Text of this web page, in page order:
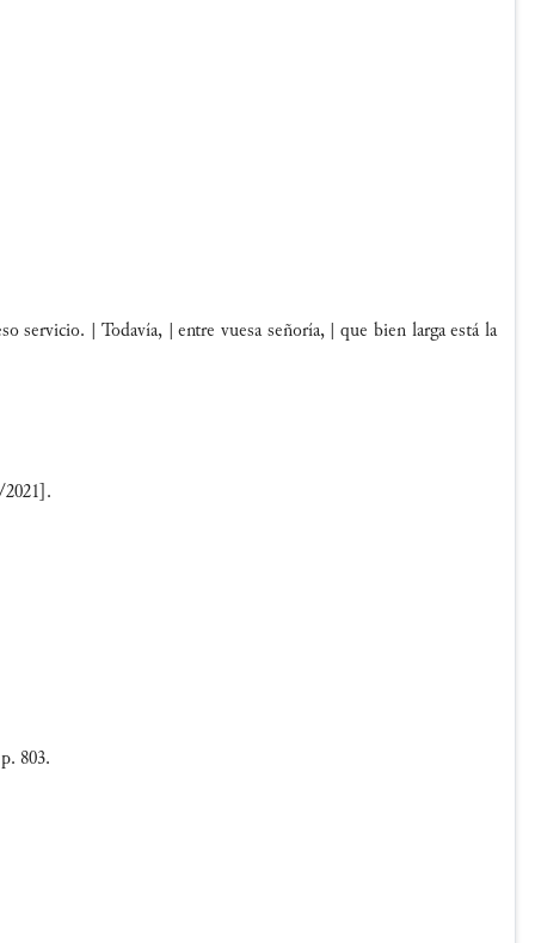
| Todavía, | entre vuesa señoría, | que bien larga está la
803.